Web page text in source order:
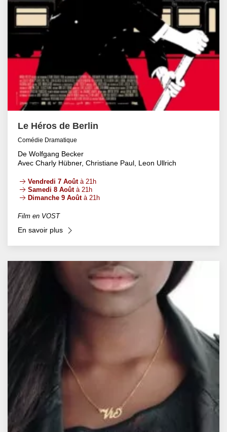
Le Héros de Berlin
Comédie Dramatique
De Wolfgang Becker
Avec Charly Hübner, Christiane Paul, Leon Ullrich
Vendredi 7 Aoûtà 21h
Samedi 8 Aoûtà 21h
Dimanche 9 Aoûtà 21h
Film en VOST
En savoir plus